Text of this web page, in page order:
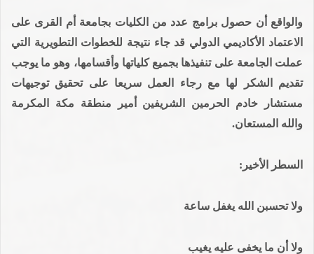
والواقع أن حصول برامج عدد من الكليات بجامعة أم القرى على
الاعتماد الأكاديمي الدولي قد جاء نتيجة للخطوات التطويرية التي
عملت الجامعة على تنفيذها بجميع كلياتها وأقسامها، وهو ما يوجب
تقديم الشكر لها مع رجاء العمل سريعا على تحقيق توجيهات
مستشار خادم الحرمين الشريفين أمير منطقة مكة المكرمة
والله المستعان.
السطر الأخير:
ولا تحسبن الله يغفل ساعة
ولا أن ما يخفى عليه يغيب